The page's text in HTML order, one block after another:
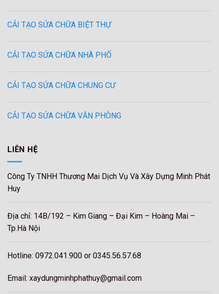
CẢI TẠO SỬA CHỮA BIỆT THỰ
CẢI TẠO SỬA CHỮA NHÀ PHỐ
CẢI TẠO SỬA CHỮA CHUNG CƯ
CẢI TẠO SỬA CHỮA VĂN PHÒNG
LIÊN HỆ
Công Ty TNHH Thương Mai Dịch Vụ Và Xây Dựng Minh Phát
Huy
Địa chỉ: 14B/192 – Kim Giang – Đại Kim – Hoàng Mai –
Tp.Hà Nội
Hotline: 0972.041.900 or 0345.56.57.68
Email: xaydungminhphathuy@gmail.com